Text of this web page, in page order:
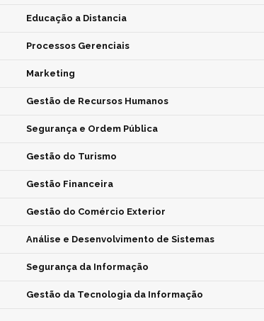
Educação a Distancia
Processos Gerenciais
Marketing
Gestão de Recursos Humanos
Segurança e Ordem Pública
Gestão do Turismo
Gestão Financeira
Gestão do Comércio Exterior
Análise e Desenvolvimento de Sistemas
Segurança da Informação
Gestão da Tecnologia da Informação